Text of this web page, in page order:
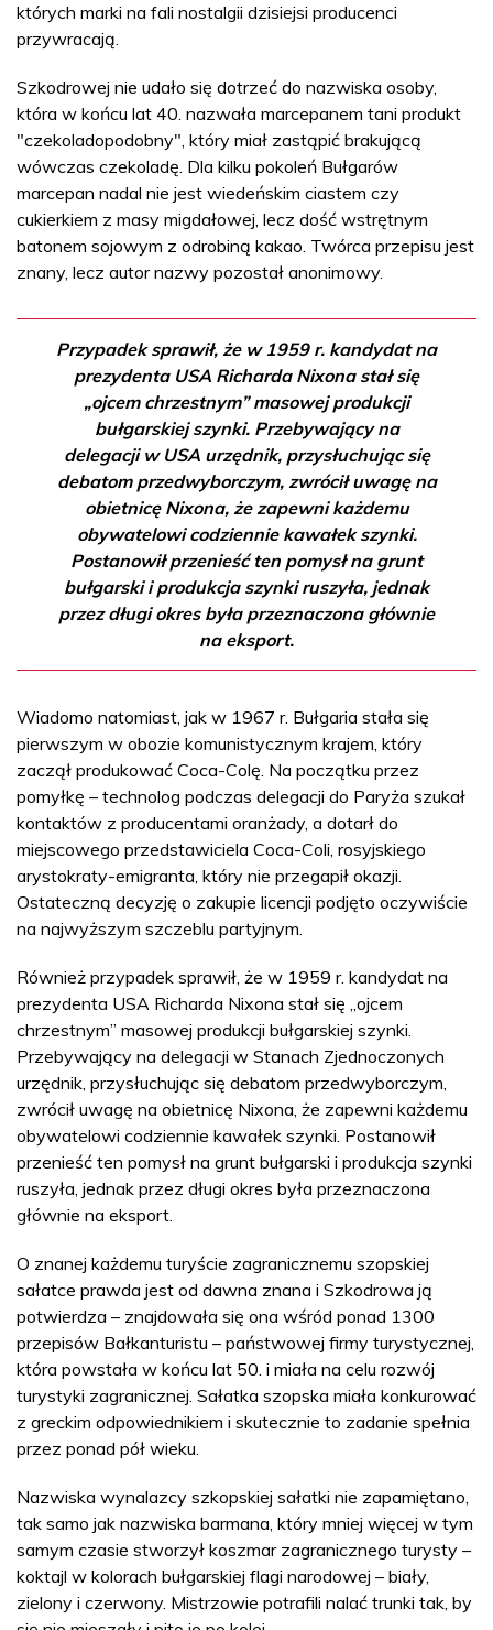
których marki na fali nostalgii dzisiejsi producenci
przywracają.
Szkodrowej nie udało się dotrzeć do nazwiska osoby,
która w końcu lat 40. nazwała marcepanem tani produkt
"czekoladopodobny", który miał zastąpić brakującą
wówczas czekoladę. Dla kilku pokoleń Bułgarów
marcepan nadal nie jest wiedeńskim ciastem czy
cukierkiem z masy migdałowej, lecz dość wstrętnym
batonem sojowym z odrobiną kakao. Twórca przepisu jest
znany, lecz autor nazwy pozostał anonimowy.
Przypadek sprawił, że w 1959 r. kandydat na
prezydenta USA Richarda Nixona stał się
„ojcem chrzestnym” masowej produkcji
bułgarskiej szynki. Przebywający na
delegacji w USA urzędnik, przysłuchując się
debatom przedwyborczym, zwrócił uwagę na
obietnicę Nixona, że zapewni każdemu
obywatelowi codziennie kawałek szynki.
Postanowił przenieść ten pomysł na grunt
bułgarski i produkcja szynki ruszyła, jednak
przez długi okres była przeznaczona głównie
na eksport.
Wiadomo natomiast, jak w 1967 r. Bułgaria stała się
pierwszym w obozie komunistycznym krajem, który
zaczął produkować Coca-Colę. Na początku przez
pomyłkę – technolog podczas delegacji do Paryża szukał
kontaktów z producentami oranżady, a dotarł do
miejscowego przedstawiciela Coca-Coli, rosyjskiego
arystokraty-emigranta, który nie przegapił okazji.
Ostateczną decyzję o zakupie licencji podjęto oczywiście
na najwyższym szczeblu partyjnym.
Również przypadek sprawił, że w 1959 r. kandydat na
prezydenta USA Richarda Nixona stał się „ojcem
chrzestnym” masowej produkcji bułgarskiej szynki.
Przebywający na delegacji w Stanach Zjednoczonych
urzędnik, przysłuchując się debatom przedwyborczym,
zwrócił uwagę na obietnicę Nixona, że zapewni każdemu
obywatelowi codziennie kawałek szynki. Postanowił
przenieść ten pomysł na grunt bułgarski i produkcja szynki
ruszyła, jednak przez długi okres była przeznaczona
głównie na eksport.
O znanej każdemu turyście zagranicznemu szopskiej
sałatce prawda jest od dawna znana i Szkodrowa ją
potwierdza – znajdowała się ona wśród ponad 1300
przepisów Bałkanturistu – państwowej firmy turystycznej,
która powstała w końcu lat 50. i miała na celu rozwój
turystyki zagranicznej. Sałatka szopska miała konkurować
z greckim odpowiednikiem i skutecznie to zadanie spełnia
przez ponad pół wieku.
Nazwiska wynalazcy szkopskiej sałatki nie zapamiętano,
tak samo jak nazwiska barmana, który mniej więcej w tym
samym czasie stworzył koszmar zagranicznego turysty –
koktajl w kolorach bułgarskiej flagi narodowej – biały,
zielony i czerwony. Mistrzowie potrafili nalać trunki tak, by